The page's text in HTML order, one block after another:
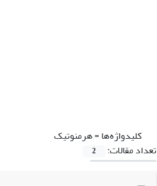
کلیدواژه‌ها =هرمنوتیک
تعداد مقالات:
2